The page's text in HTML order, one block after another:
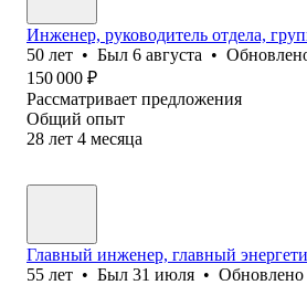
Инженер, руководитель отдела,
50 лет • Был 6 августа •
150 000 ₽
Рассматривает предложения
Общий опыт
28 лет 4 месяца
Главный инженер, главный
55 лет • Был 31 июля • Обновлено